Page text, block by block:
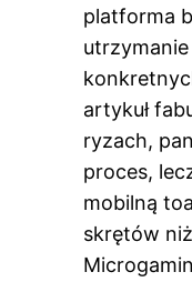
platforma
artykuł
ryzach,
proces,
mobilną
skrętów